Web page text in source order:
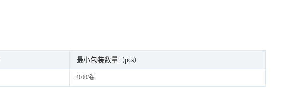
最小包装数量（pcs）
4000/卷